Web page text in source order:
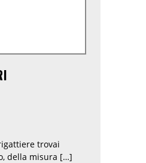
trovai
della misura […]